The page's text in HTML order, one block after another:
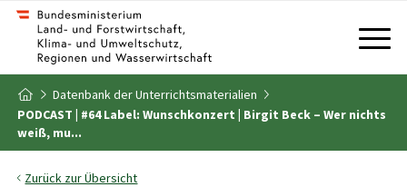
Zum Inhalt
Zum Inhaltsverzeichnis
Zur Startseite
Datenbank der Unterrichtsmaterialien
PODCAST | #64 Label: Wunschkonzert | Birgit Beck – Wer nichts
weiß, mu...
Zurück zur Übersicht